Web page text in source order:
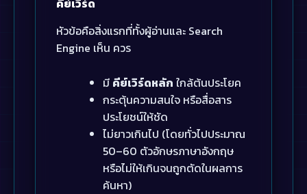
คีย์เวิร์ด
หัวข้อคือสิ่งแรกที่ทั้งผู้อ่านและ Search
Engine เห็น ควร
มี คีย์เวิร์ดหลัก ใกล้ต้นประโยค
กระตุ้นความสนใจ หรือสื่อสาร
ประโยชน์ให้ชัด
ไม่ยาวเกินไป (โดยทั่วไปประมาณ
50–60 ตัวอักษรภาษาอังกฤษ
หรือไม่ให้เกินจนถูกตัดในผลการ
ค้นหา)